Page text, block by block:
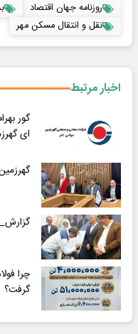
روزنامه جهان اقتصاد
نقل و انتقال مسکن مهر
اخبار مرتبط
گور
ای
چرا
گرفت؟